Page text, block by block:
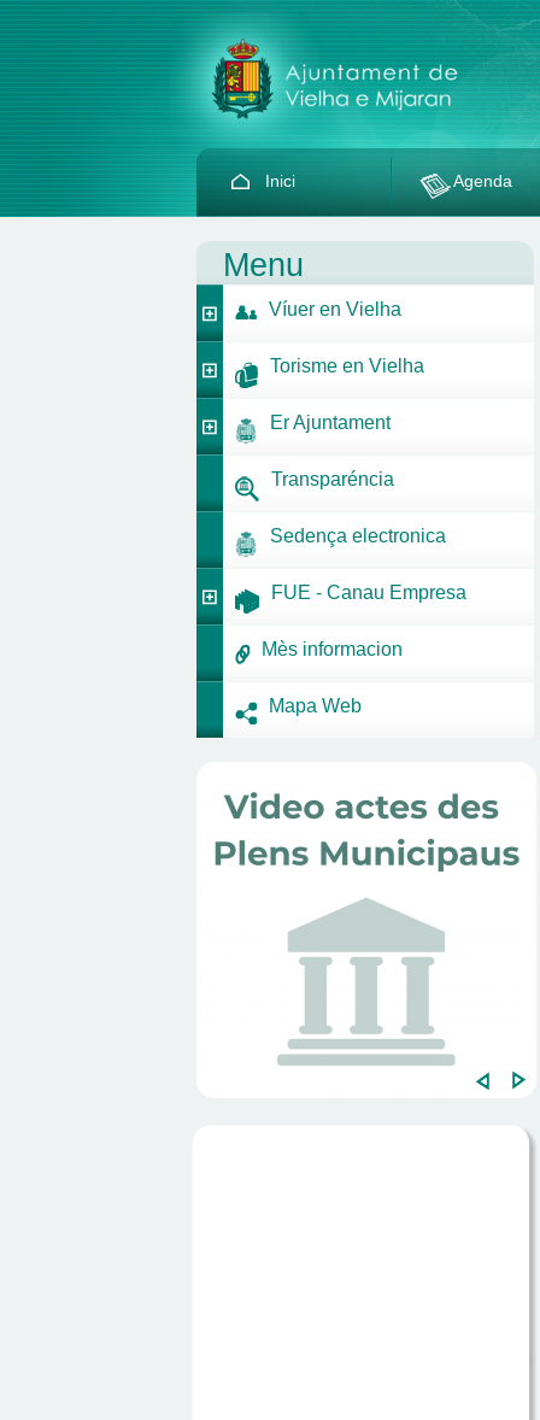
Inici Agenda
Menu
Víuer en Vielha
Torisme en Vielha
Er Ajuntament
Transparéncia
Sedença electronica
FUE - Canau Empresa
Mès informacion
Mapa Web